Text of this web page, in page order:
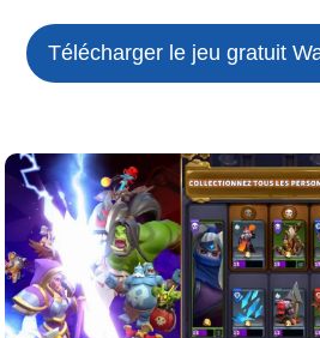
Télécharger le jeu gratuit